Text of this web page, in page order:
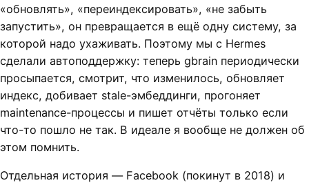
«обновлять», «переиндексировать», «не забыть
запустить», он превращается в ещё одну систему, за
которой надо ухаживать. Поэтому мы с Hermes
сделали автоподдержку: теперь gbrain периодически
просыпается, смотрит, что изменилось, обновляет
индекс, добивает stale-эмбеддинги, прогоняет
maintenance-процессы и пишет отчёты только если
что-то пошло не так. В идеале я вообще не должен об
этом помнить.
Отдельная история — Facebook (покинут в 2018) и